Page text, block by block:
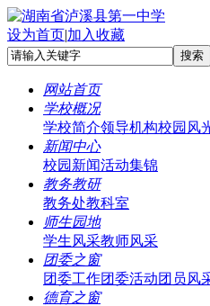
设为首页|加入收藏
网站首页
学校概况
学校简介领导机构校园风
新闻中心
校园新闻活动集锦
教务教研
教务处教科室
师生园地
学生风采教师风采
团委之窗
团委工作团委活动团员风
德育之窗